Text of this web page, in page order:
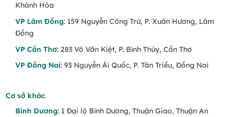
Khánh Hòa
VP Lâm Đồng: 159 Nguyễn Công Trứ, P. Xuân Hương, Lâm
Đồng
VP Cần Thơ: 283 Võ Văn Kiệt, P. Bình Thủy, Cần Thơ
VP Đồng Nai: 93 Nguyễn Ái Quốc, P. Tân Triều, Đồng Nai
Cơ sở khác
Bình Dương: 1 Đại lộ Bình Dương, Thuận Giao, Thuận An